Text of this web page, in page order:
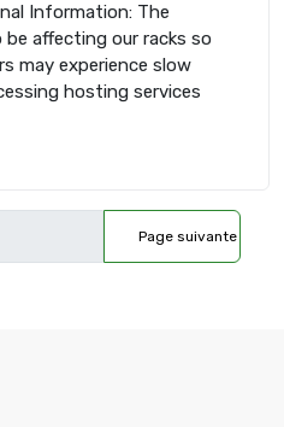
Information: The
affecting our racks so
may experience slow
hosting services
Page suivante